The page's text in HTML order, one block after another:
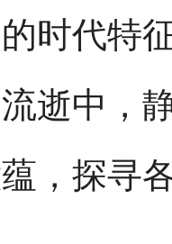
时代特
逝中，
，探寻